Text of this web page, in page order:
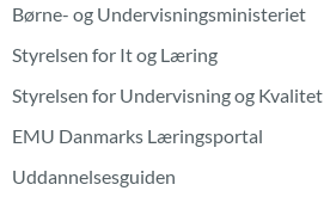
Børne- og Undervisningsministeriet
Styrelsen for It og Læring
Styrelsen for Undervisning og Kvalitet
EMU Danmarks Læringsportal
Uddannelsesguiden